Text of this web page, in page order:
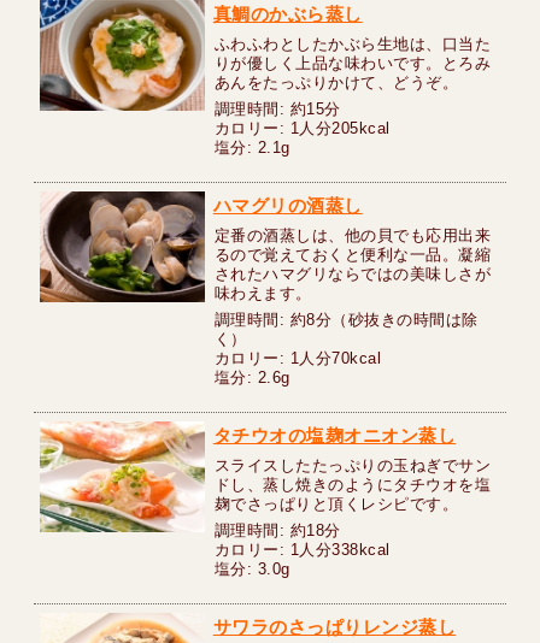
真鯛のかぶら蒸し
ふわふわとしたかぶら生地は、口当た
りが優しく上品な味わいです。とろみ
あんをたっぷりかけて、どうぞ。
調理時間: 約15分
カロリー: 1人分205kcal
塩分: 2.1g
ハマグリの酒蒸し
定番の酒蒸しは、他の貝でも応用出来
るので覚えておくと便利な一品。凝縮
されたハマグリならではの美味しさが
味わえます。
調理時間: 約8分（砂抜きの時間は除
く）
カロリー: 1人分70kcal
塩分: 2.6g
タチウオの塩麹オニオン蒸し
スライスしたたっぷりの玉ねぎでサン
ドし、蒸し焼きのようにタチウオを塩
麹でさっぱりと頂くレシピです。
調理時間: 約18分
カロリー: 1人分338kcal
塩分: 3.0g
サワラのさっぱりレンジ蒸し